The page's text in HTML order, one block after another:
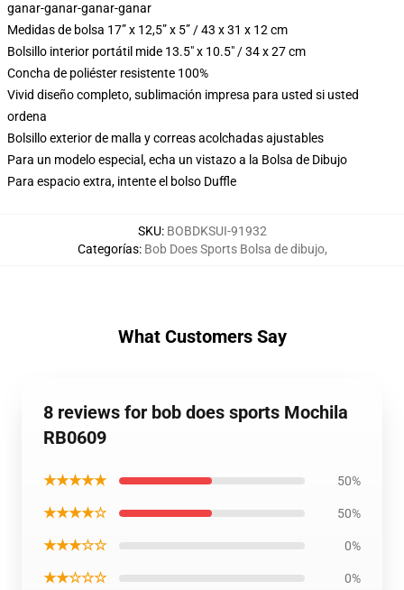
ganar-ganar-ganar-ganar
Medidas de bolsa 17” x 12,5” x 5” / 43 x 31 x 12 cm
Bolsillo interior portátil mide 13.5" x 10.5" / 34 x 27 cm
Concha de poliéster resistente 100%
Vivid diseño completo, sublimación impresa para usted si usted
ordena
Bolsillo exterior de malla y correas acolchadas ajustables
Para un modelo especial, echa un vistazo a la Bolsa de Dibujo
Para espacio extra, intente el bolso Duffle
SKU: BOBDKSUI-91932
Categorías: Bob Does Sports Bolsa de dibujo,
What Customers Say
8 reviews for bob does sports Mochila
RB0609
★★★★★ 50%
★★★★☆ 50%
★★★☆☆ 0%
★★☆☆☆ 0%